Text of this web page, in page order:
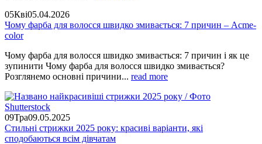
05Кві05.04.2026
Чому фарба для волосся швидко змивається: 7 причин – Acme-
color
Чому фарба для волосся швидко змивається: 7 причин і як це
зупинити Чому фарба для волосся швидко змивається?
Розглянемо основні причини... read more
09Тра09.05.2025
Стильні стрижки 2025 року: красиві варіанти, які
сподобаються всім дівчатам